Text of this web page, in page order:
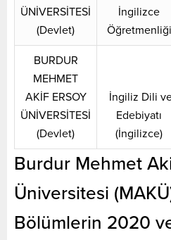
ÜNİVERSİTESİ
(Devlet)
İngilizce
Öğretmenliği
BURDUR
MEHMET
AKİF ERSOY
ÜNİVERSİTESİ
(Devlet)
İngiliz Dili
Edebiyatı
(İngilizce)
Burdur Mehmet
Üniversitesi
Bölümlerin 2020